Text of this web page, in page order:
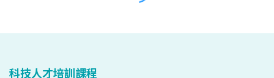
科技人才培訓課程